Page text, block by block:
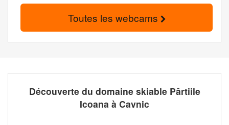
Toutes les webcams
Découverte du domaine skiable Pârtiile
Icoana à Cavnic